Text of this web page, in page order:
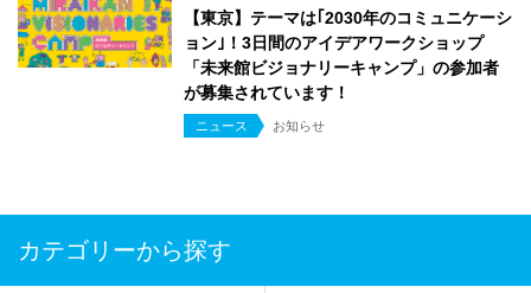
【東京】テーマは｢2030年のコミュニケーシ
ョン｣！3日間のアイデアワークショップ
「未来館ビジョナリーキャンプ」の参加者
が募集されています！
ニュース お知らせ
カテゴリーから探す